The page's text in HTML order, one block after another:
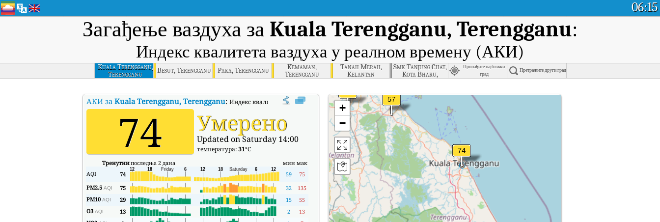
06:15
Загађење ваздуха за Kuala Terengganu, Terengganu:
Индекс квалитета ваздуха у реалном времену (АКИ)
Kuala Terengganu,
Terengganu
Besut, Terengganu Paka, Terengganu
Kemaman,
Terengganu
Tanah Merah,
Kelantan
Smk Tanjung Chat,
Kota Bharu,
Kelantan
Пронађите најближи
град
Претражите други град
АКИ за Kuala Terengganu, Terengganu: Индекс квалитета ваздуха (АКИ) компаније Kuala Terengganu, Terengganu у реалном времену.
74 Умерено
Updated on Saturday 14:00
температура:31°C
Тренутнипоследња 2 дана мин мак
AQI
74 59
75
PM2.5 AQI 75 32
135
PM10 AQI 29 15
55
O3 AQI 13 2
13
+
−